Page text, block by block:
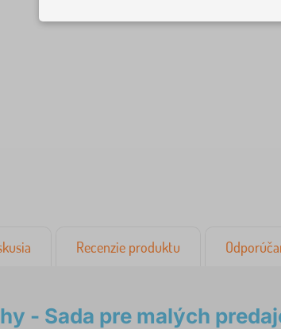
Recenzie produktu
- Sada pre malých